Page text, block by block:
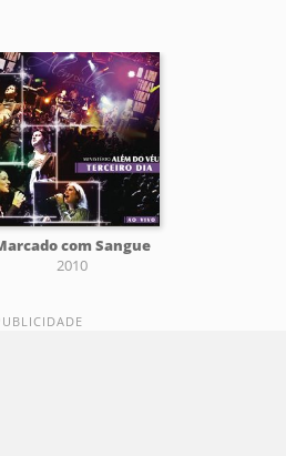
com Sangue
2010